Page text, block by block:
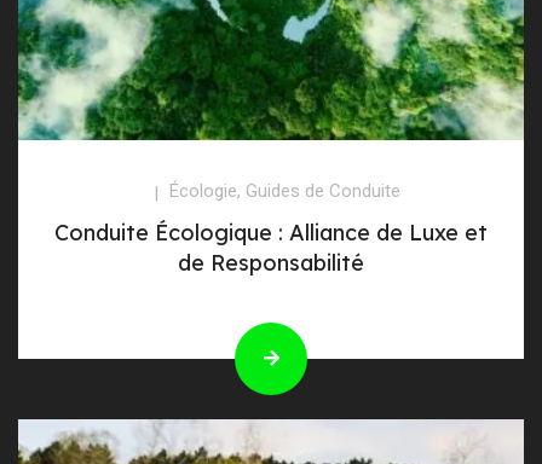
Écologie, Guides de Conduite
Conduite Écologique : Alliance de Luxe et
de Responsabilité